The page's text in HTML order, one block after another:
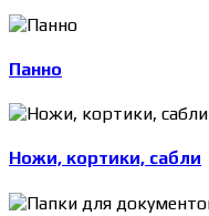
Панно
Ножи, кортики, сабли